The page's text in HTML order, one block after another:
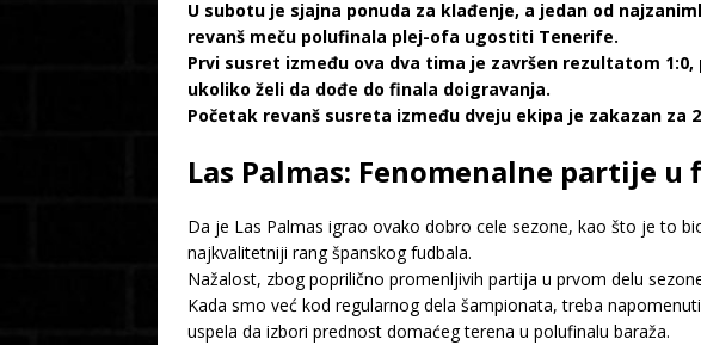
U subotu je sjajna ponuda za klađenje, a jedan od
revanš meču polufinala plej-ofa ugostiti Tenerife.
Prvi susret između ova dva tima je završen rezultatom
ukoliko želi da dođe do finala doigravanja.
Početak revanš susreta između dveju ekipa je zakazan za
Las Palmas: Fenomenalne partije
Da je Las Palmas igrao ovako dobro cele sezone, kao što je to
najkvalitetniji rang španskog fudbala.
Nažalost, zbog poprilično promenljivih partija u prvom delu
Kada smo već kod regularnog dela šampionata, treba
uspela da izbori prednost domaćeg terena u polufinalu baraža.